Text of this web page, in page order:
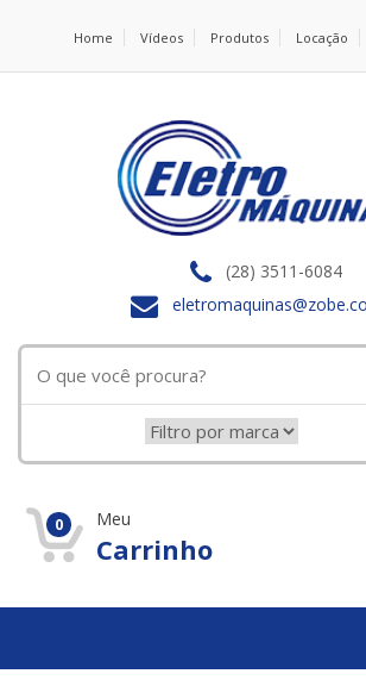
Home Vídeos Produtos Locação
(28) 3511-6084
0 Meu
Carrinho